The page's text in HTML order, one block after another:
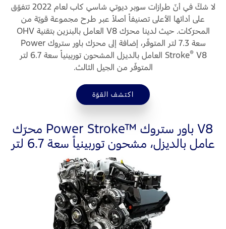
قطع غيار فورد الأصلية
موتوركرافت
قطع مقلدة
الأسئلة الشائعة
لا شكّ في أنّ طرازات سوبر ديوتي شاسي كاب لعام 2022 تتفوّق
على أدائها الأعلى تصنيفاً أصلاً عبر طرح مجموعة قويّة من
المحرّكات. حيث لدينا محرّك V8 العامل بالبنزين بتقنية OHV
سعة 7.3 لتر المتوفّر، إضافة إلى محرّك باور ستروك Power
Stroke®
V8 العامل بالديزل المشحون توربينياً سعة 6.7 لتر
المتوفّر من الجيل الثالث.
اكتشف القوّة
محرّك Power Stroke™ باور ستروك V8
عامل بالديزل، مشحون توربينياً سعة 6.7 لتر